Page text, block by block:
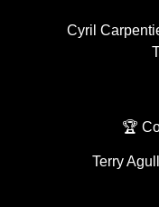
Cyril
🏆
Terry